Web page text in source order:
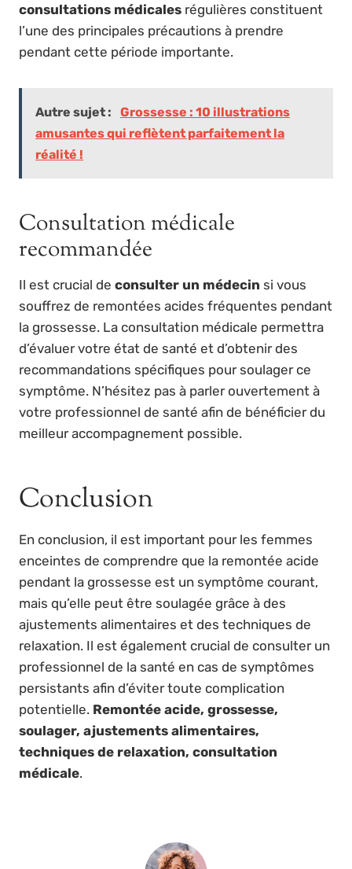
consultations médicales régulières constituent
l’une des principales précautions à prendre
pendant cette période importante.
Autre sujet :
Grossesse : 10 illustrations
amusantes qui reflètent parfaitement la
réalité !
Consultation médicale
recommandée
Il est crucial de consulter un médecin si vous
souffrez de remontées acides fréquentes pendant
la grossesse. La consultation médicale permettra
d’évaluer votre état de santé et d’obtenir des
recommandations spécifiques pour soulager ce
symptôme. N’hésitez pas à parler ouvertement à
votre professionnel de santé afin de bénéficier du
meilleur accompagnement possible.
Conclusion
En conclusion, il est important pour les femmes
enceintes de comprendre que la remontée acide
pendant la grossesse est un symptôme courant,
mais qu’elle peut être soulagée grâce à des
ajustements alimentaires et des techniques de
relaxation. Il est également crucial de consulter un
professionnel de la santé en cas de symptômes
persistants afin d’éviter toute complication
potentielle. Remontée acide, grossesse,
soulager, ajustements alimentaires,
techniques de relaxation, consultation
médicale.